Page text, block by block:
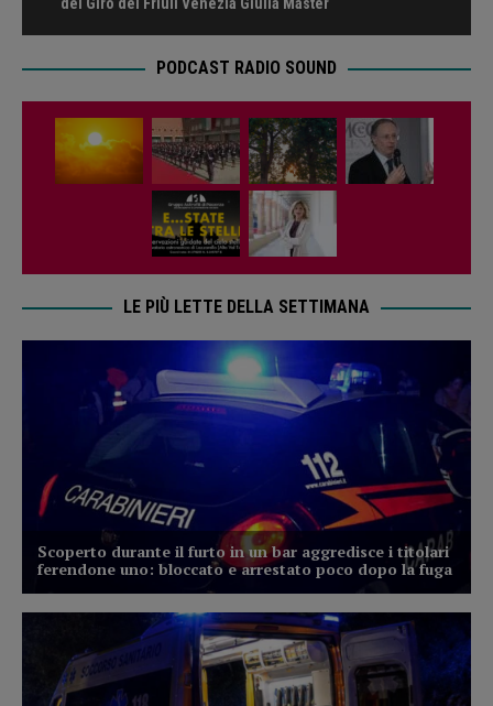
del Giro del Friuli Venezia Giulia Master
PODCAST RADIO SOUND
LE PIÙ LETTE DELLA SETTIMANA